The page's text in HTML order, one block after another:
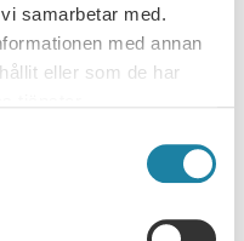
samarbetar med.
med annan
eller som de har
Är